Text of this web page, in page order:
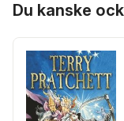
Du kanske